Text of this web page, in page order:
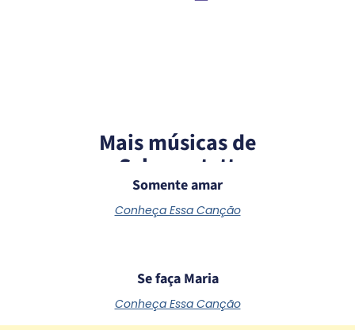
Mais músicas de
Schoenstatt
Somente amar
Conheça Essa Canção
Se faça Maria
Conheça Essa Canção